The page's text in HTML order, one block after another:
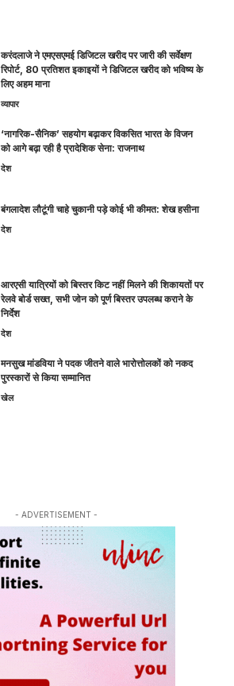
करंदलाजे ने एमएसएमई डिजिटल खरीद पर जारी की सर्वेक्षण
रिपोर्ट, 80 प्रतिशत इकाइयों ने डिजिटल खरीद को भविष्य के
लिए अहम माना
व्यापार
‘नागरिक-सैनिक’ सहयोग बढ़ाकर विकसित भारत के विजन
को आगे बढ़ा रही है प्रादेशिक सेना: राजनाथ
देश
बंगलादेश लौटूंगी चाहे चुकानी पड़े कोई भी कीमत: शेख हसीना
देश
आरएसी यात्रियों को बिस्तर किट नहीं मिलने की शिकायतों पर
रेलवे बोर्ड सख्त, सभी जोन को पूर्ण बिस्तर उपलब्ध कराने के
निर्देश
देश
मनसुख मांडविया ने पदक जीतने वाले भारोत्तोलकों को नकद
पुरस्कारों से किया सम्मानित
खेल
- ADVERTISEMENT -